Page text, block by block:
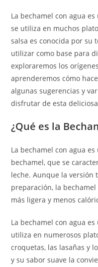
La bechamel con agua
se utiliza en muchos
salsa es conocida por su
utilizar como base para
exploraremos los
aprenderemos cómo
algunas sugerencias y
disfrutar de esta
¿Qué es la
La bechamel con agua
bechamel, que se
leche. Aunque la
preparación, la
más ligera y menos
La bechamel con agua
utiliza en numerosos
croquetas, las lasañas y
y su sabor suave la